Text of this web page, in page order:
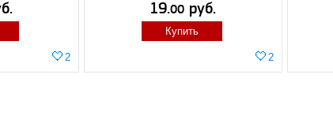
2 2
19.00 руб.
Купить